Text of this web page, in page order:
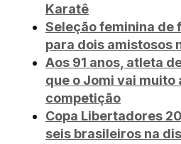
Karatê
Seleção feminina de
para dois amistosos
Aos 91 anos, atleta
que o Jomi vai muito
competição
Copa Libertadores
seis brasileiros na